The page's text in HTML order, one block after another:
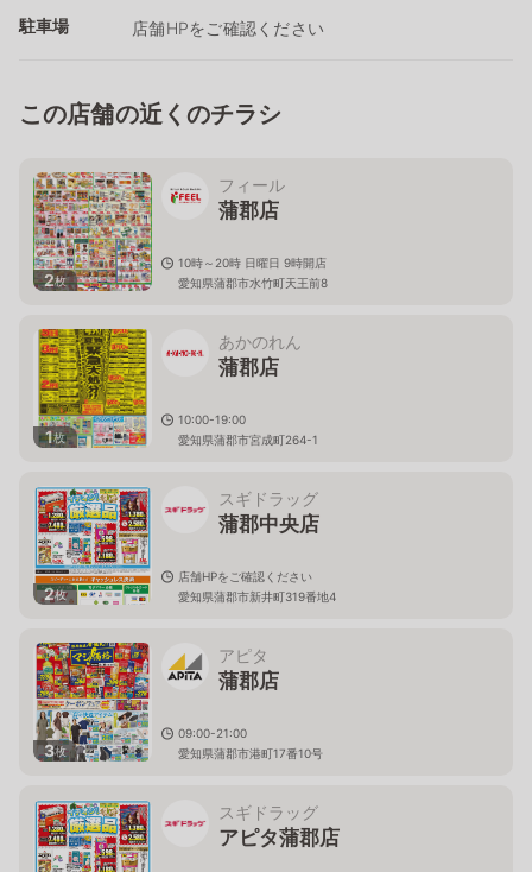
駐車場 店舗HPをご確認ください
この店舗の近くのチラシ
2枚
フィール
蒲郡店
10時～20時 日曜日 9時開店
愛知県蒲郡市水竹町天王前8
1枚
あかのれん
蒲郡店
10:00-19:00
愛知県蒲郡市宮成町264-1
2枚
スギドラッグ
蒲郡中央店
店舗HPをご確認ください
愛知県蒲郡市新井町319番地4
3枚
アピタ
蒲郡店
09:00-21:00
愛知県蒲郡市港町17番10号
スギドラッグ
アピタ蒲郡店